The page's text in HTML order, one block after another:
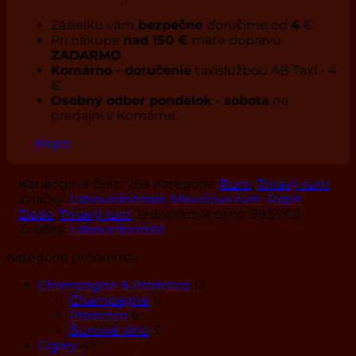
Zásielku vám bezpečne doručíme od 4 €
Pri nákupe nad 150 € máte dopravu
ZADARMO.
Komárno - doručenie taxislužbou AB Taxi - 4
€
Osobný odber pondelok - sobota na
predajni v Komárne.
Mapa
Katalógové číslo: 789 Kategórie: Rum, Tmavý rum
Značky: Labourdonnais, Maurícius rum, Raph
Dodo, Tmavý rum Jednotková cena: 99,57€/l
Značka: Labourdonnais
Kategórie produktov
Champagne & Prosecco 12
Champagne 4
Prosecco 6
Šumivé víno 3
Cigary 45